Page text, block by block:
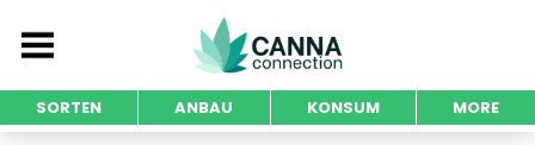
SORTEN ANBAU KONSUM MORE